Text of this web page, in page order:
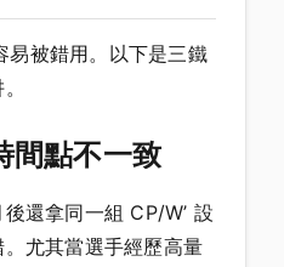
易被錯用。以下是三鐵
間點不一致
還拿同一組 CP/W’ 設
尤其當選手經歷高量